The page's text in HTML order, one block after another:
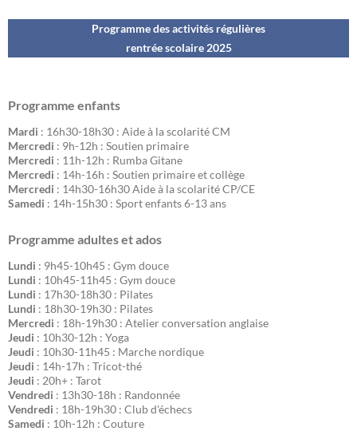
Programme des activités régulières
rentrée scolaire 2025
Programme enfants
Mardi : 16h30-18h30 : Aide à la scolarité CM
Mercredi : 9h-12h : Soutien primaire
Mercredi : 11h-12h : Rumba Gitane
Mercredi : 14h-16h : Soutien primaire et collège
Mercredi : 14h30-16h30 Aide à la scolarité CP/CE
Samedi : 14h-15h30 : Sport enfants 6-13 ans
Programme adultes et ados
Lundi : 9h45-10h45 : Gym douce
Lundi : 10h45-11h45 : Gym douce
Lundi : 17h30-18h30 : Pilates
Lundi : 18h30-19h30 : Pilates
Mercredi : 18h-19h30 : Atelier conversation anglaise
Jeudi : 10h30-12h : Yoga
Jeudi : 10h30-11h45 : Marche nordique
Jeudi : 14h-17h : Tricot-thé
Jeudi : 20h+ : Tarot
Vendredi : 13h30-18h : Randonnée
Vendredi : 18h-19h30 : Club d'échecs
Samedi : 10h-12h : Couture